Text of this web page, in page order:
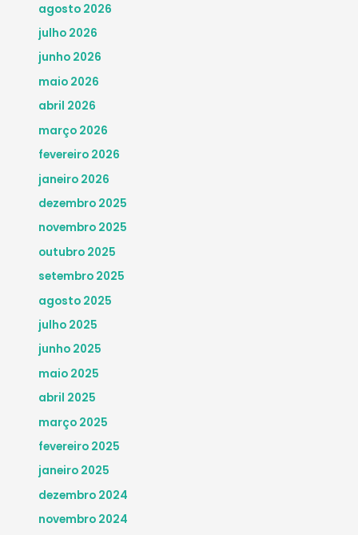
agosto 2026
julho 2026
junho 2026
maio 2026
abril 2026
março 2026
fevereiro 2026
janeiro 2026
dezembro 2025
novembro 2025
outubro 2025
setembro 2025
agosto 2025
julho 2025
junho 2025
maio 2025
abril 2025
março 2025
fevereiro 2025
janeiro 2025
dezembro 2024
novembro 2024